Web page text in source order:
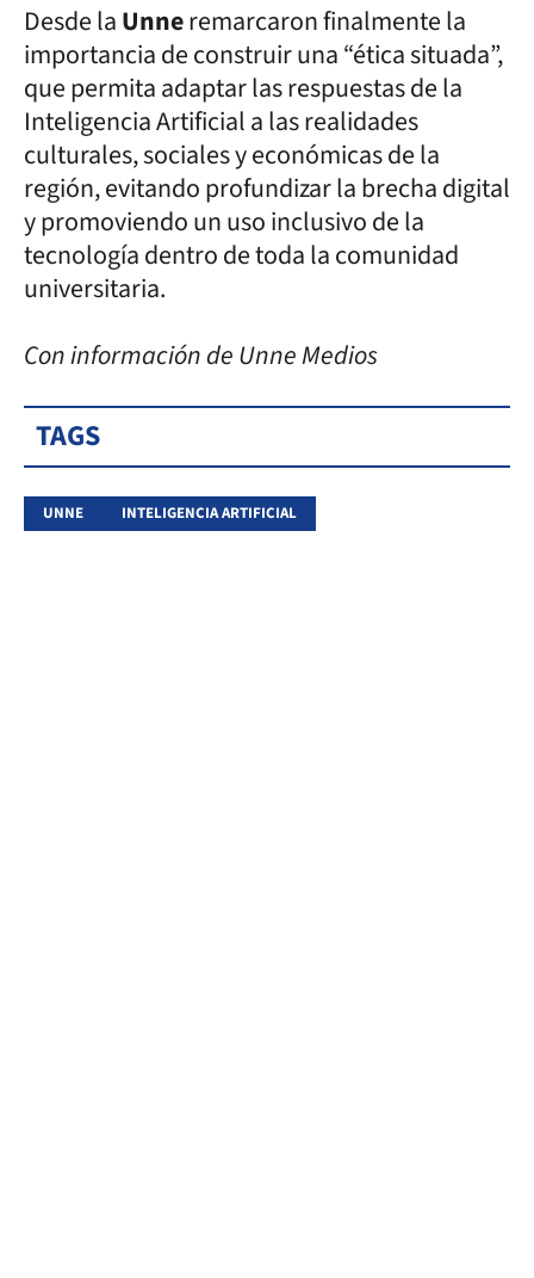
Desde laUnneremarcaron finalmente la
importancia de construir una “ética situada”,
que permita adaptar las respuestas de la
Inteligencia Artificial a las realidades
culturales, sociales y económicas de la
región, evitando profundizar la brecha digital
y promoviendo un uso inclusivo de la
tecnología dentro de toda la comunidad
universitaria.
Con información de Unne Medios
TAGS
UNNE INTELIGENCIA ARTIFICIAL